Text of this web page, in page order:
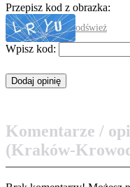
Przepisz kod z obrazka:
odśwież
Wpisz kod:
Komentarze /
(Kraków-